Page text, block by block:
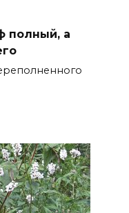
полный, а